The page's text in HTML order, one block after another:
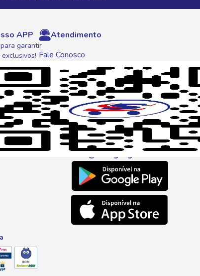
Atendimento
Fale Conosco
WhatsApp
Telefone
0800 016 6680
E-mail
atendimento@savegnago.com.br
APP
garantir